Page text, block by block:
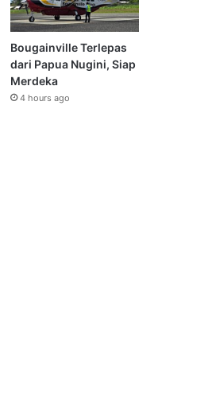
Bougainville Terlepas
dari Papua Nugini, Siap
Merdeka
4 hours ago